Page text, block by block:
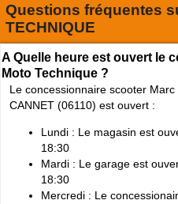
Questions fréquentes
TECHNIQUE
A Quelle heure est ouvert le
Moto Technique ?
Le concessionnaire scooter
CANNET (06110) est ouvert :
Lundi : Le magasin est
18:30
Mardi : Le garage est
18:30
Mercredi : Le